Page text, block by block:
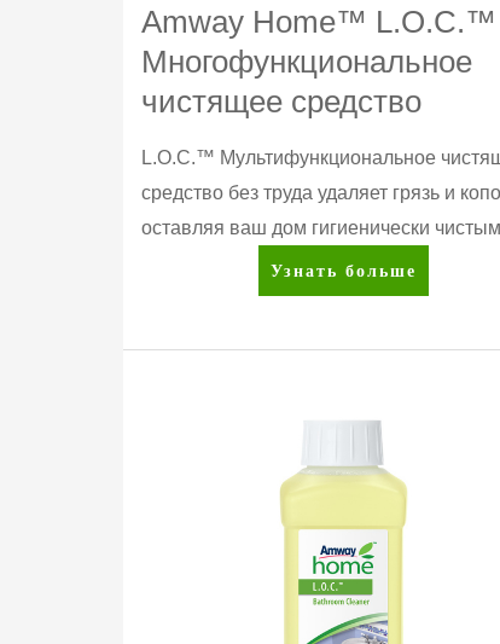
Amway Home™ L.O.C.™
Многофункциональное
чистящее средство
L.O.C.™ Мультифункциональное
средство без труда удаляет грязь и
оставляя ваш дом гигиенически
Amway
Home™
средство
Узнать больше